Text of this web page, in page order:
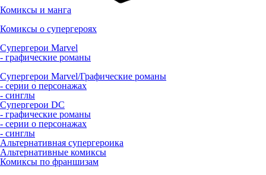
Комиксы и манга
Комиксы о супергероях
Супергерои Marvel
- графические романы
Супергерои Marvel/Графические романы
- серии о персонажах
- синглы
Супергерои DC
- графические романы
- серии о персонажах
- синглы
Альтернативная супергероика
Альтернативные комиксы
Комиксы по франшизам